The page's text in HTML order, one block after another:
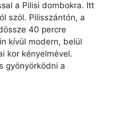
a Pilisi dombokra. Itt
szól. Pilisszántón, a
40 percre
kívül modern, belül
kor kényelmével.
gyönyörködni a